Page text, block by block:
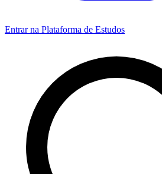
Entrar na Plataforma de Estudos